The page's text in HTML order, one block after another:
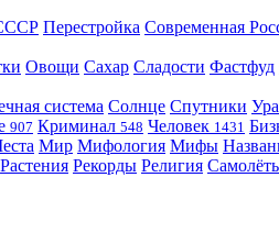
Перестройка Современная
Овощи Сахар Сладости Фастфуд
система Солнце Спутники
907 Криминал 548 Человек 1431
Мир Мифология Мифы
Растения Рекорды Религия